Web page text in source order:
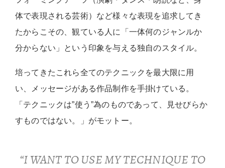
体で表現される芸術）など様々な表現を追求してき
たからこその、観ている人に「一体何のジャンルか
分からない」という印象を与える独自のスタイル。
培ってきたこれら全てのテクニックを最大限に用
い、メッセージがある作品制作を手掛けている。
「テクニックは”使う”為のものであって、見せびらか
すものではない。」がモットー。
“I WANT TO USE MY TECHNIQUE TO